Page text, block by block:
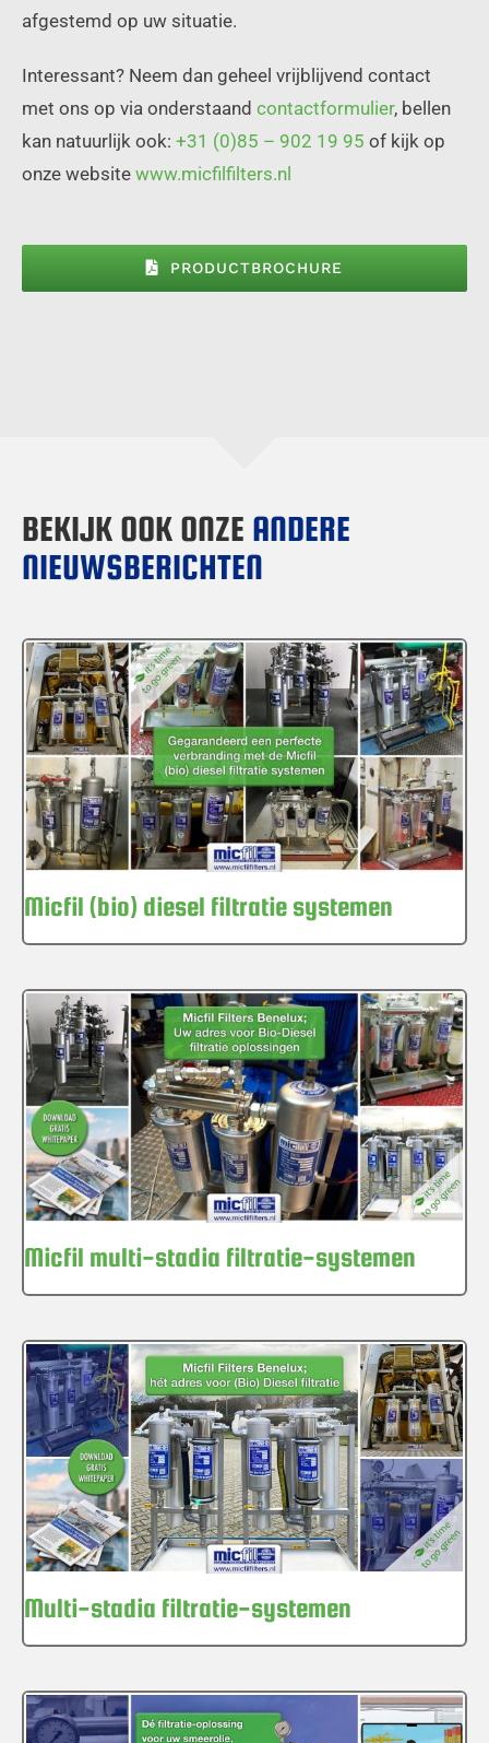
afgestemd op uw situatie.
Interessant? Neem dan geheel vrijblijvend contact
met ons op via onderstaand contactformulier, bellen
kan natuurlijk ook: +31 (0)85 – 902 19 95 of kijk op
onze website www.micfilfilters.nl
PRODUCTBROCHURE
BEKIJK OOK ONZE ANDERE
NIEUWSBERICHTEN
Micfil (bio) diesel filtratie systemen
Micfil multi-stadia filtratie-systemen
Multi-stadia filtratie-systemen